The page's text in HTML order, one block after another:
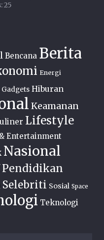
25
Bencana Berita
Energi
Gadgets Hiburan
Keamanan
Lifestyle
Entertainment
Nasional
Pendidikan
Selebriti Sosial Space
Teknologi